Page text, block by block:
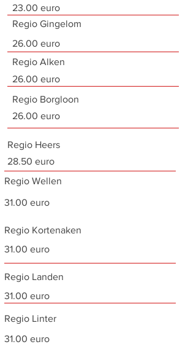
23.00 euro
Regio Gingelom
26.00 euro
Regio Alken
26.00 euro
Regio Borgloon
26.00 euro
Regio Heers
28.50 euro
Regio Wellen
31.00 euro
Regio Kortenaken
31.00 euro
Regio Landen
31.00 euro
Regio Linter
31.00 euro